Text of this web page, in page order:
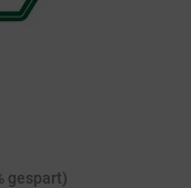
gespart)